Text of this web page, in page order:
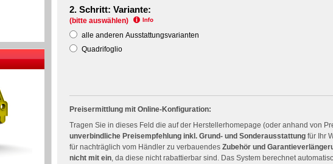
2. Schritt: Variante:
(bitte auswählen)
alle anderen Ausstattungsvarianten
Quadrifoglio
Preisermittlung mit Online-Konfiguration:
Tragen Sie in dieses Feld die auf der Herstellerhomepage (oder anhand von
unverbindliche Preisempfehlung inkl. Grund- und Sonderausstattungfür Ihr
für nachträglich vom Händler zu verbauendes Zubehör und
nicht mit ein, da diese nicht rabattierbar sind. Das System berechnet